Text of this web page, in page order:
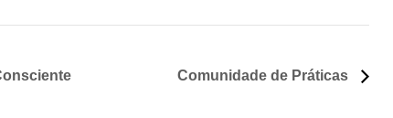
Comunidade de Práticas